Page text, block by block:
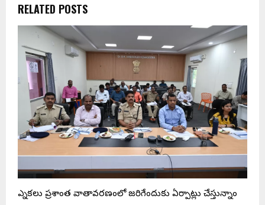
RELATED POSTS
ఎన్నికలు ప్రశాంత వాతావరణంలో జరిగేందుకు ఏర్పాట్లు చేస్తున్నాం